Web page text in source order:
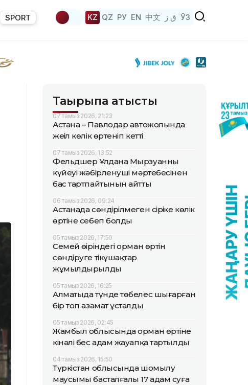
SPORT KZ QZ РУ EN 中文 ق ز ЎЗ
Тақырыпқа қатысты
07 тамыз 2026, 21:23
Астана – Павлодар автожолында
жеңіл көлік өртеніп кетті
07 тамыз 2026, 13:52
Фельдшер Ұлдана Мырзуанның
күйеуі жәбірленуші мәртебесінен
бас тартпайтынын айтты
06 тамыз 2026, 09:24
Астанада сөндірілмеген сіріңке көлік
өртіне себеп болды
05 тамыз 2026, 17:50
Семей өңіріндегі орман өртін
сөндіруге тікұшақтар
жұмылдырылды
05 тамыз 2026, 16:25
Алматыда түнде төбелес шығарған
бір топ азамат ұсталды
05 тамыз 2026, 02:45
Жамбыл облысында орман өртіне
кінәлі бес адам жауапқа тартылды
04 тамыз 2026, 15:50
Түркістан облысында шомылу
маусымы басталғалы 17 адам суға